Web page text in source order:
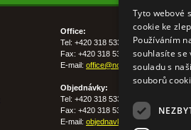
Office:
Tel: +420 318 533 511
Fax: +420 318 533 513
E-mail: office@nohelgarden.cz
Objednávky:
Tel: +420 318 533 533
Fax: +420 318 533 538
E-mail: objednavky@nohelgarden.cz
Tyto webové
cookie ke
Používáním
souhlasíte se
souladu s
souborů